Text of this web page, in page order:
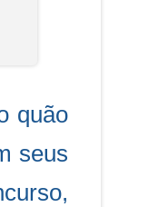
quão
seus